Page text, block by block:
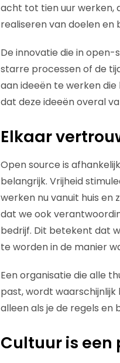
acht tot tien uur werken,
realiseren van doelen en
De innovatie die in
starre processen of de
aan ideeën te werken
dat deze ideeën overal
Elkaar
Open source is
belangrijk. Vrijheid
werken nu vanuit huis en
dat we ook
bedrijf. Dit betekent dat
te worden in de manier
Een organisatie die alle
past, wordt
alleen als je de regels
Cultuur is een